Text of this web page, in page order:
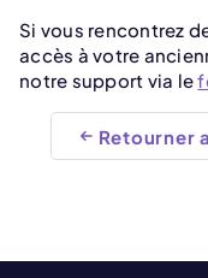
Si vous rencontrez
accès à votre
notre support via le
Retourner